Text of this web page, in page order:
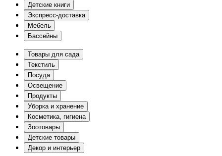
Детские книги
Экспресс-доставка
Мебель
Бассейны
Товары для сада
Текстиль
Посуда
Освещение
Продукты
Уборка и хранение
Косметика, гигиена
Зоотовары
Детские товары
Декор и интерьер